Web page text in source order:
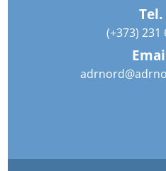
Tel.
(+373) 231